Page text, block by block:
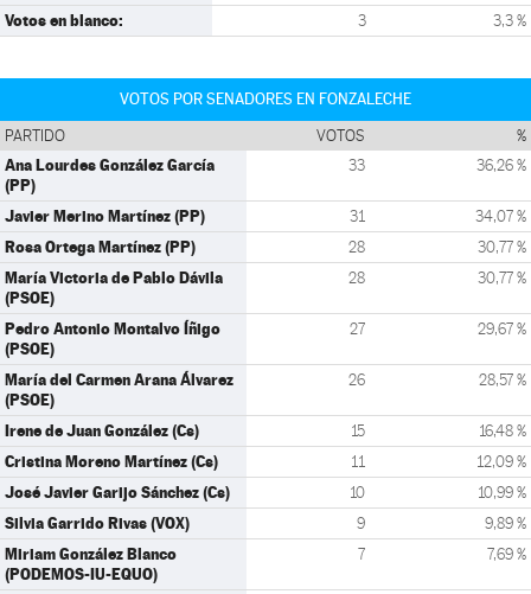
Votos en blanco: 3 3,3 %
VOTOS POR SENADORES EN FONZALECHE
PARTIDO VOTOS %
Ana Lourdes González García
(PP)
33 36,26 %
Javier Merino Martínez (PP) 31 34,07 %
Rosa Ortega Martínez (PP) 28 30,77 %
María Victoria de Pablo Dávila
(PSOE)
28 30,77 %
Pedro Antonio Montalvo Íñigo
(PSOE)
27 29,67 %
María del Carmen Arana Álvarez
(PSOE)
26 28,57 %
Irene de Juan González (Cs) 15 16,48 %
Cristina Moreno Martínez (Cs) 11 12,09 %
José Javier Garijo Sánchez (Cs) 10 10,99 %
Silvia Garrido Rivas (VOX) 9 9,89 %
Miriam González Blanco
(PODEMOS-IU-EQUO)
7 7,69 %